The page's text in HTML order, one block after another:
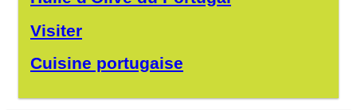
Visiter
Cuisine portugaise